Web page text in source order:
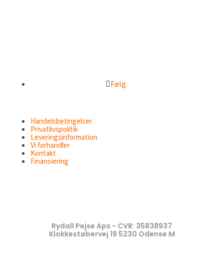
Følg
Handelsbetingelser
Privatlivspolitik
Leveringsinformation
Vi forhandler
Kontakt
Finansiering
Rydall Pejse Aps - CVR: 35838937
Klokkestøbervej 19 5230 Odense M